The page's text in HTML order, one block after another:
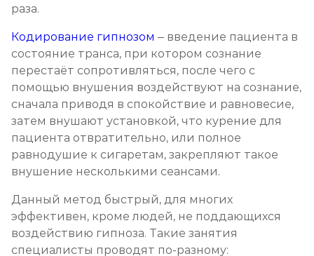
раза.
Кодирование гипнозом – введение пациента в
состояние транса, при котором сознание
перестаёт сопротивляться, после чего с
помощью внушения воздействуют на сознание,
сначала приводя в спокойствие и равновесие,
затем внушают установкой, что курение для
пациента отвратительно, или полное
равнодушие к сигаретам, закрепляют такое
внушение несколькими сеансами.
Данный метод быстрый, для многих
эффективен, кроме людей, не поддающихся
воздействию гипноза. Такие занятия
специалисты проводят по-разному: